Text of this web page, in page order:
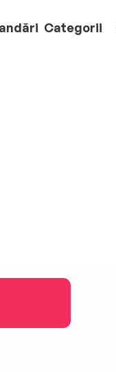
Categorii